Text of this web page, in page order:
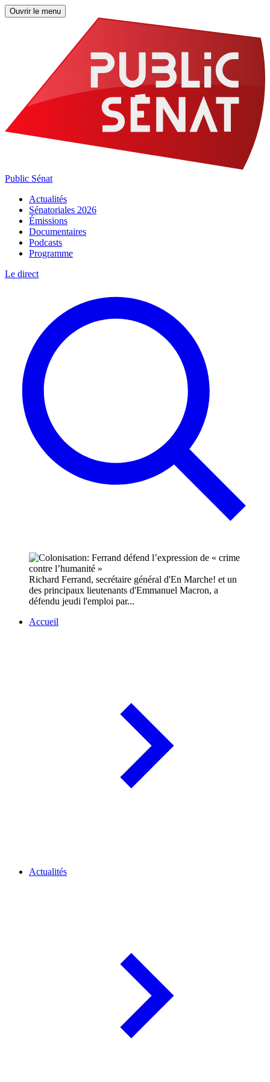
Ouvrir le menu
Public Sénat
Actualités
Sénatoriales 2026
Émissions
Documentaires
Podcasts
Programme
Le direct
Richard Ferrand, secrétaire général d'En Marche! et un
des principaux lieutenants d'Emmanuel Macron, a
défendu jeudi l'emploi par...
Accueil
Actualités